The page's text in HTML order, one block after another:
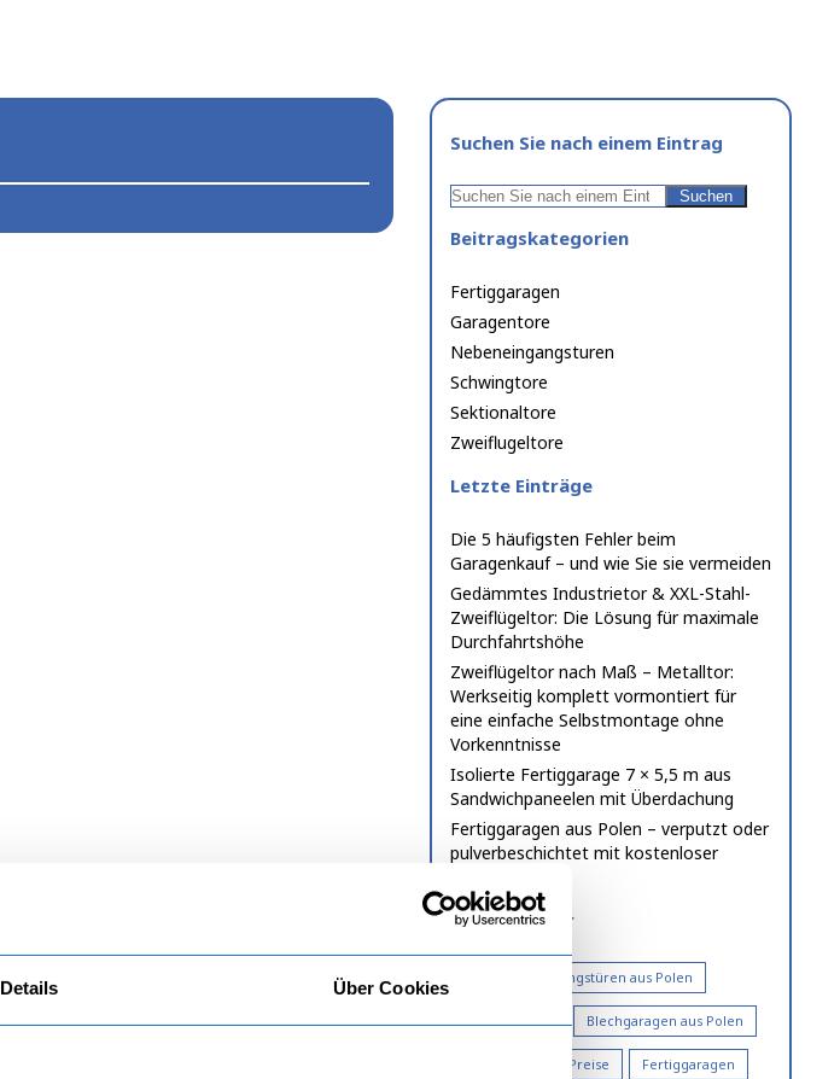
Details Über Cookies
Suchen Sie nach einem Eintrag
Suchen Suchen
Beitragskategorien
Fertiggaragen
Garagentore
Nebeneingangsturen
Schwingtore
Sektionaltore
Zweiflugeltore
Letzte Einträge
Die 5 häufigsten Fehler beim
Garagenkauf – und wie Sie sie vermeiden
Gedämmtes Industrietor & XXL-Stahl-
Zweiflügeltor: Die Lösung für maximale
Durchfahrtshöhe
Zweiflügeltor nach Maß – Metalltor:
Werkseitig komplett vormontiert für
eine einfache Selbstmontage ohne
Vorkenntnisse
Isolierte Fertiggarage 7 × 5,5 m aus
Sandwichpaneelen mit Überdachung
Fertiggaragen aus Polen – verputzt oder
pulverbeschichtet mit kostenloser
Schlagwörter
Alu Nebeneingangstüren aus Polen
Blechgaragen aus Polen
Doppelgaragen Preise Fertiggaragen